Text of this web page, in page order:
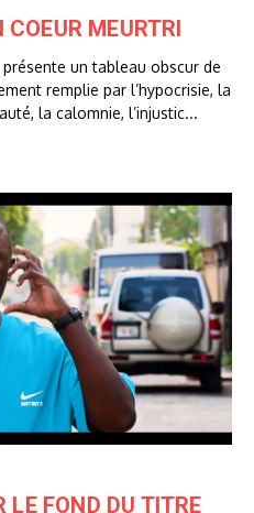
COEUR MEURTRI
un tableau obscur de
remplie par l’hypocrisie, la
la calomnie, l’injustic...
FOND DU TITRE